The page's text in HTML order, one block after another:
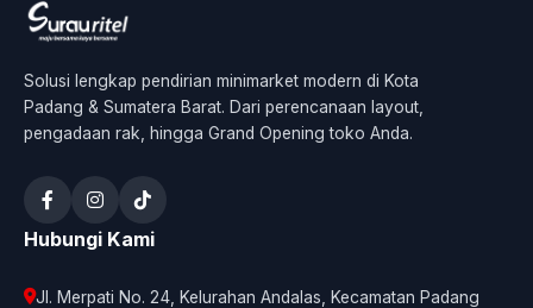
Solusi lengkap pendirian minimarket modern di Kota
Padang & Sumatera Barat. Dari perencanaan layout,
pengadaan rak, hingga Grand Opening toko Anda.
Hubungi Kami
Jl. Merpati No. 24, Kelurahan Andalas, Kecamatan Padang